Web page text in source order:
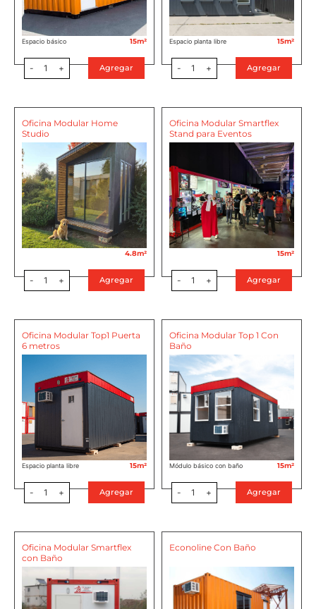
Espacio básico 15m²
- 1 + Agregar
Espacio planta libre 15m²
- 1 + Agregar
Oficina Modular Home
Studio
4.8m²
- 1 + Agregar
Oficina Modular Smartflex
Stand para Eventos
15m²
- 1 + Agregar
Oficina Modular Top1 Puerta
6 metros
Espacio planta libre 15m²
- 1 + Agregar
Oficina Modular Top 1 Con
Baño
Módulo básico con baño 15m²
- 1 + Agregar
Oficina Modular Smartflex
con Baño
Econoline Con Baño